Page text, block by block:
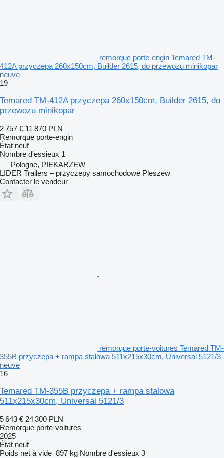
remorque porte-engin Temared TM-
412A przyczepa 260x150cm, Builder 2615, do przewozu minikopar
neuve
19
Temared TM-412A przyczepa 260x150cm, Builder 2615, do
przewozu minikopar
2 757 € 11 870 PLN
Remorque porte-engin
État neuf
Nombre d'essieux 1
Pologne, PIEKARZEW
LIDER Trailers – przyczepy samochodowe Pleszew
Contacter le vendeur
remorque porte-voitures Temared TM-
355B przyczepa + rampa stalowa 511x215x30cm, Universal 5121/3
neuve
16
Temared TM-355B przyczepa + rampa stalowa
511x215x30cm, Universal 5121/3
5 643 € 24 300 PLN
Remorque porte-voitures
2025
État neuf
Poids net à vide 897 kg Nombre d'essieux 3